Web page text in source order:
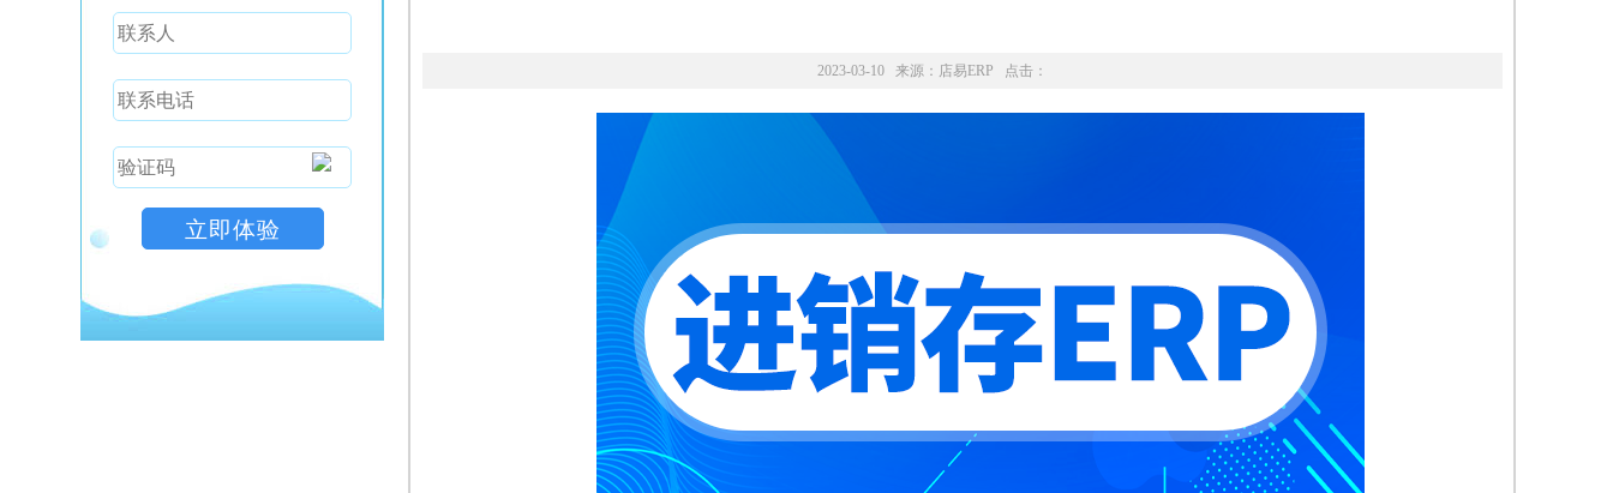
2023-03-10 来源： 店易ERP 点击：